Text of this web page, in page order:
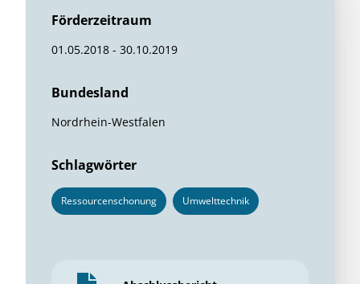
Förderzeitraum
01.05.2018 - 30.10.2019
Bundesland
Nordrhein-Westfalen
Schlagwörter
Ressourcenschonung Umwelttechnik